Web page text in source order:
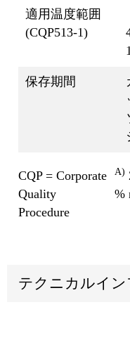
適用温度範囲
(CQP513-1)
保存期間
CQP = Corporate
Quality
Procedure
A)
%
テクニカルイ